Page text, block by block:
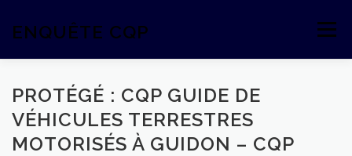
contenu
ENQUÊTE CQP Menu
PROTÉGÉ : CQP GUIDE DE
VÉHICULES TERRESTRES
MOTORISÉS À GUIDON – CQP